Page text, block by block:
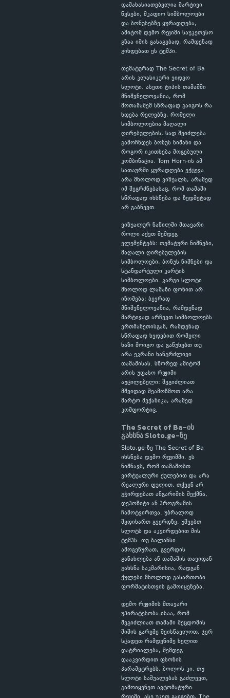
დამახასიათებელია მარტივი
წესები, მკაფიო სიმბოლოები
და ბონუსებზე ყურადღება,
ამიტომ დემო რეჟიმი საუკეთესო
გზაა იმის გასაგებად, რამდენად
გიხდებათ ეს ტემპი.
თემატურად The Secret of Ba
არის კლასიკური ვიდეო
სლოტი. ასეთი ტიპის თამაშში
მნიშვნელოვანია, რომ
მოთამაშემ სწრაფად გაიგოს რა
ხდება რელებზე, რომელი
სიმბოლოებია მაღალი
ღირებულების, სად შეიძლება
გამოჩნდეს ბონუს ნიშანი და
როგორ იკითხება მოგებული
კომბინაცია. Tom Horn-ის ამ
სათაურში ყურადღება ექცევა
არა მხოლოდ ვიზუალს, არამედ
იმ შეგრძნებასაც, რომ თამაში
სწრაფად იხსნება და ზედმეტად
არ გაბნევთ.
ვიზუალურ ნაწილში მთავარი
როლი აქვთ შემდეგ
ელემენტებს: თემატური ნიშნები,
მაღალი ღირებულების
სიმბოლოები, ბონუს ნიშნები და
სტანდარტული კარტის
სიმბოლოები. კარგი სლოტი
მხოლოდ ლამაზი ფონით არ
იზომება; ბევრად
მნიშვნელოვანია, რამდენად
მარტივად არჩევთ სიმბოლოებს
ერთმანეთისგან, რამდენად
სწრაფად ხვდებით რომელი
ხაზი მოიგო და გაწუხებთ თუ
არა ეკრანი ხანგრძლივი
თამაშისას. სწორედ ამიტომ
არის უფასო რეჟიმი
აუცილებელი: შეგიძლიათ
მშვიდად შეამოწმოთ არა
მარტო მექანიკა, არამედ
კომფორტიც.
The Secret of Ba-ის
გახსნა Sloto.ge-ზე
Sloto.ge-ზე The Secret of Ba
იხსნება დემო რეჟიმში. ეს
ნიშნავს, რომ თამაშობთ
ვირტუალური ქულებით და არა
რეალური ფულით. თქვენ არ
გჭირდებათ ანგარიშის შექმნა,
დეპოზიტი ან პროგრამის
ჩამოტვირთვა. უბრალოდ
შედიხართ გვერდზე, უშვებთ
სლოტს და აკვირდებით მის
ტემპს. თუ ბალანსი
ამოგეწურათ, გვერდის
განახლება ან თამაშის თავიდან
გახსნა საკმარისია, რადგან
ქულები მხოლოდ გასართობი
ფორმატისთვის გამოიყენება.
დემო რეჟიმის მთავარი
უპირატესობა ისაა, რომ
შეგიძლიათ თამაში შეცდომის
შიშის გარეშე შეისწავლოთ. ჯერ
სცადეთ რამდენიმე ხელით
დატრიალება, შემდეგ
დააკვირდით ფსონის
პარამეტრებს, ბოლოს კი, თუ
სლოტი საშუალებას გაძლევთ,
გამოიყენეთ ავტომატური